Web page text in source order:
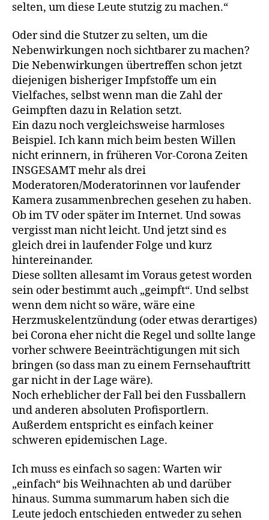
selten, um diese Leute stutzig zu machen.“
Oder sind die Stutzer zu selten, um die
Nebenwirkungen noch sichtbarer zu machen?
Die Nebenwirkungen übertreffen schon jetzt
diejenigen bisheriger Impfstoffe um ein
Vielfaches, selbst wenn man die Zahl der
Geimpften dazu in Relation setzt.
Ein dazu noch vergleichsweise harmloses
Beispiel. Ich kann mich beim besten Willen
nicht erinnern, in früheren Vor-Corona Zeiten
INSGESAMT mehr als drei
Moderatoren/Moderatorinnen vor laufender
Kamera zusammenbrechen gesehen zu haben.
Ob im TV oder später im Internet. Und sowas
vergisst man nicht leicht. Und jetzt sind es
gleich drei in laufender Folge und kurz
hintereinander.
Diese sollten allesamt im Voraus getest worden
sein oder bestimmt auch „geimpft“. Und selbst
wenn dem nicht so wäre, wäre eine
Herzmuskelentzündung (oder etwas derartiges)
bei Corona eher nicht die Regel und sollte lange
vorher schwere Beeinträchtigungen mit sich
bringen (so dass man zu einem Fernsehauftritt
gar nicht in der Lage wäre).
Noch erheblicher der Fall bei den Fussballern
und anderen absoluten Profisportlern.
Außerdem entspricht es einfach keiner
schweren epidemischen Lage.
Ich muss es einfach so sagen: Warten wir
„einfach“ bis Weihnachten ab und darüber
hinaus. Summa summarum haben sich die
Leute jedoch entschieden entweder zu sehen